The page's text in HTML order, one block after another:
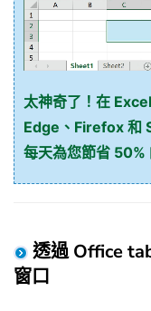
太神奇了！在
Edge、Firefox 和
每天為您節省 50%
透過 Office
窗口